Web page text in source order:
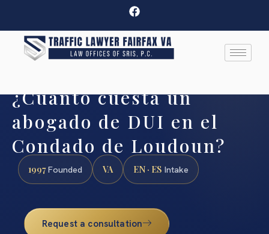
¿Cuánto cuesta un
abogado de DUI en el
Condado de Loudoun?
1997Founded VA EN · ES Intake
Request a consultation